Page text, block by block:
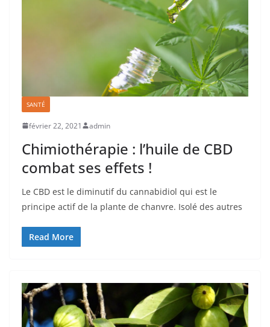
SANTÉ
février 22, 2021 admin
Chimiothérapie : l’huile de CBD
combat ses effets !
Le CBD est le diminutif du cannabidiol qui est le
principe actif de la plante de chanvre. Isolé des autres
Read More